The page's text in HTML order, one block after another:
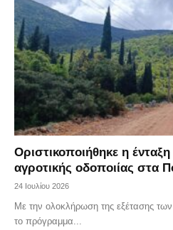
Οριστικοποιήθηκε η
αγροτικής οδοποιίας στα
24 Ιουλίου 2026
Με την ολοκλήρωση της εξέτασης
το πρόγραμμα...